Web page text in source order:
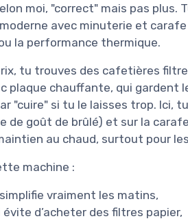
moi, "correct" mais pas plus.
avec minuterie et
la performance thermique.
tu trouves des cafetières
plaque chauffante, qui gardent
"cuire" si tu le laisses trop. Ici,
de goût de brûlé) et sur la
au chaud, surtout pour
machine :
vraiment les matins,
évite d’acheter des filtres papier,